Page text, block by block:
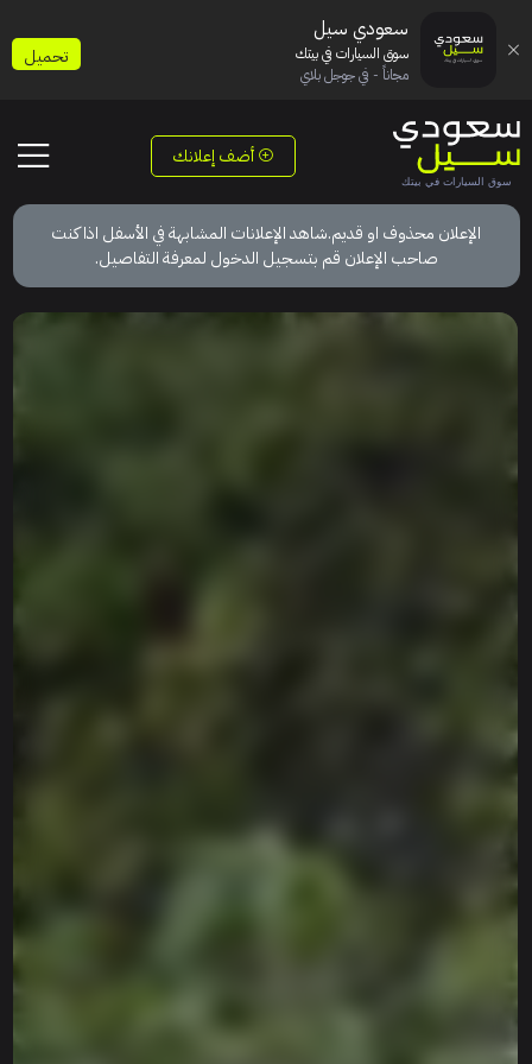
أضف إعلانك
الإعلان محذوف او قديم.شاهد الإعلانات المشابهة في الأسفل اذا كنت
صاحب الإعلان قم بتسجيل الدخول لمعرفة التفاصيل.
سعودي سيل
سوق السيارات في بيتك
مجاناً - في جوجل بلاي
تحميل